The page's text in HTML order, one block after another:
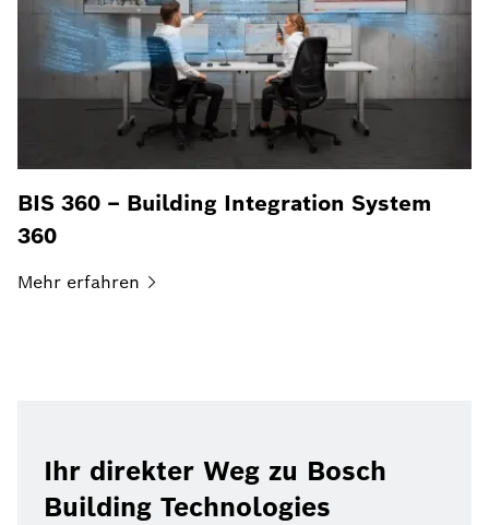
BIS 360 – Building Integration System
360
Mehr erfahren
Ihr direkter Weg zu Bosch
Building Technologies